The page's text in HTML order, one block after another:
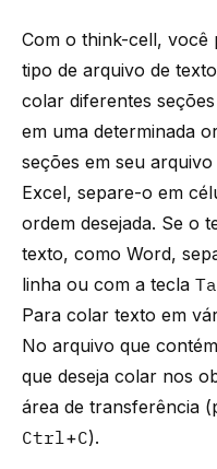
Com o think-cell, você
tipo de arquivo de
colar diferentes
em uma determinada
seções em seu
Excel, separe-o em
ordem desejada. Se o
texto, como Word,
linha ou com a tecla
Para colar texto em
No arquivo que
que deseja colar nos
área de transferência
Ctrl+C).